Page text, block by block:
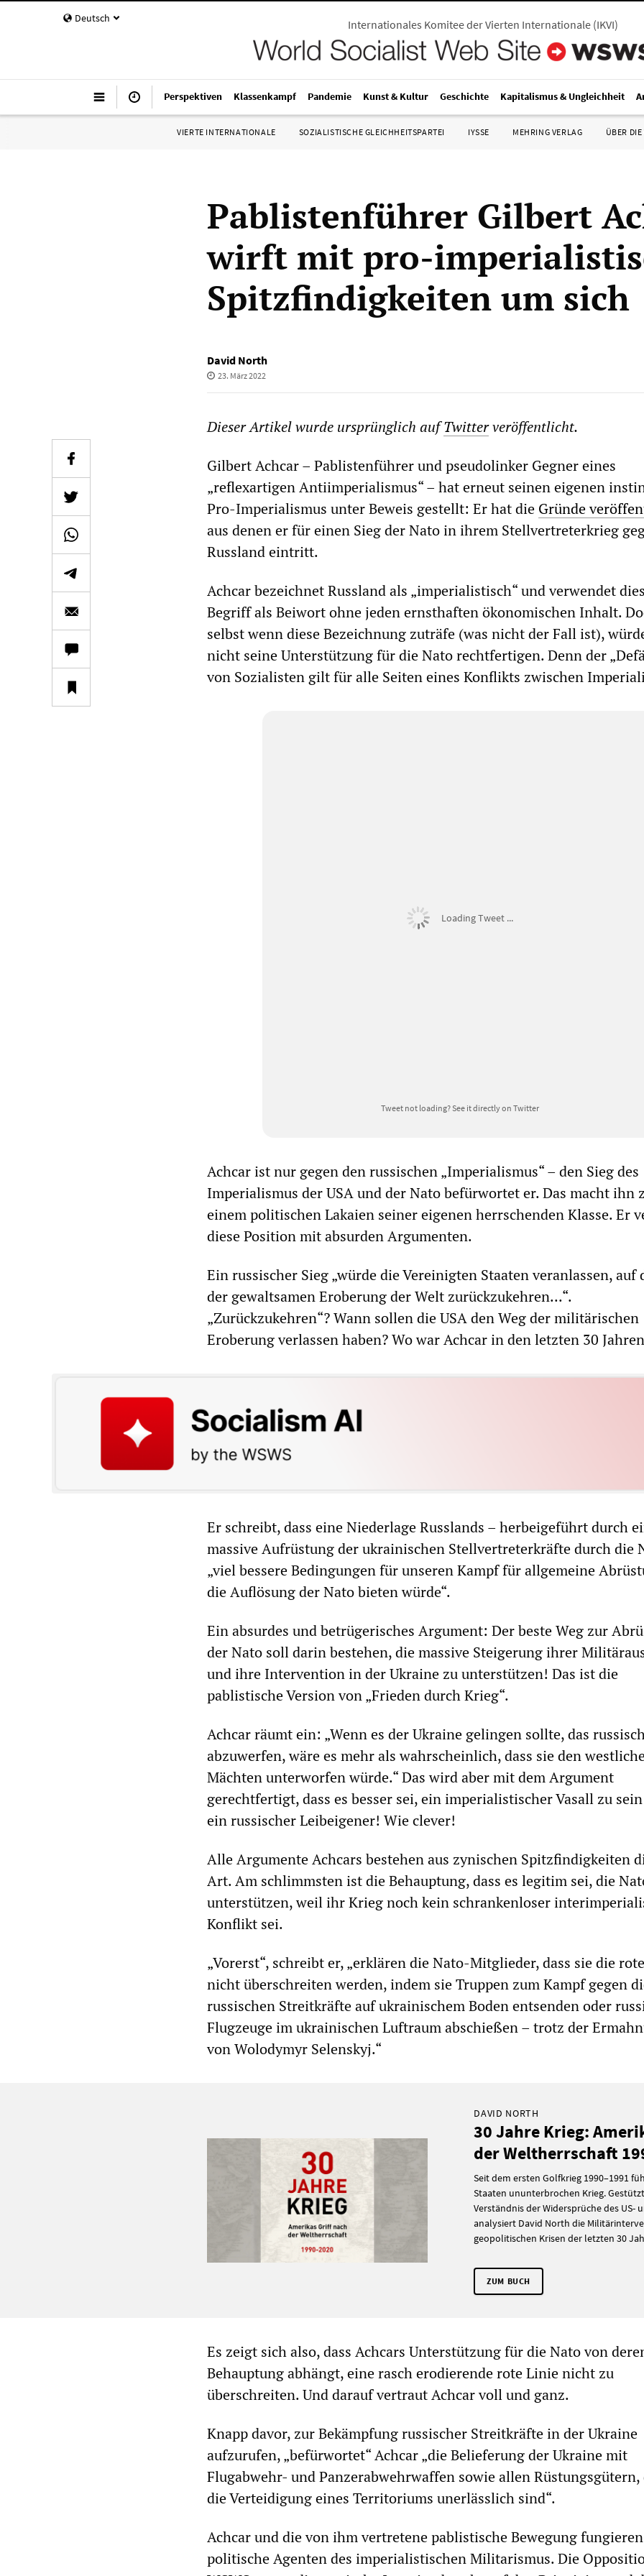
Deutsch Internationales Komitee der Vierten Internationale (IKVI)
Perspektiven Klassenkampf Pandemie Kunst & Kultur Geschichte Kapitalismus & Ungleichheit
VIERTE INTERNATIONALE SOZIALISTISCHE GLEICHHEITSPARTEI IYSSE MEHRING VERLAG ÜBER DIE
Pablistenführer Gilbert
wirft mit pro-
Spitzfindigkeiten um sich
David North
23. März 2022
Dieser Artikel wurde ursprünglich aufTwitterveröffentlicht.
Gilbert Achcar – Pablistenführer und pseudolinker Gegner eines
„reflexartigen Antiimperialismus“ – hat erneut seinen eigenen
Pro-Imperialismus unter Beweis gestellt: Er hat die Gründe
aus denen er für einen Sieg der Nato in ihrem Stellvertreterkrieg
Russland eintritt.
Achcar bezeichnet Russland als „imperialistisch“ und verwendet
Begriff als Beiwort ohne jeden ernsthaften ökonomischen Inhalt.
selbst wenn diese Bezeichnung zuträfe (was nicht der Fall ist),
nicht seine Unterstützung für die Nato rechtfertigen. Denn der
von Sozialisten gilt für alle Seiten eines Konflikts zwischen
Loading Tweet ...
Tweet not loading?See it directly on Twitter
Achcar ist nur gegen den russischen „Imperialismus“ – den Sieg des
Imperialismus der USA und der Nato befürwortet er. Das macht ihn
einem politischen Lakaien seiner eigenen herrschenden Klasse. Er
diese Position mit absurden Argumenten.
Ein russischer Sieg „würde die Vereinigten Staaten veranlassen, auf
der gewaltsamen Eroberung der Welt zurückzukehren...“.
„Zurückzukehren“? Wann sollen die USA den Weg der militärischen
Eroberung verlassen haben? Wo war Achcar in den letzten 30
Er schreibt, dass eine Niederlage Russlands – herbeigeführt durch
massive Aufrüstung der ukrainischen Stellvertreterkräfte durch die
„viel bessere Bedingungen für unseren Kampf für allgemeine
die Auflösung der Nato bieten würde“.
Ein absurdes und betrügerisches Argument: Der beste Weg zur
der Nato soll darin bestehen, die massive Steigerung ihrer
und ihre Intervention in der Ukraine zu unterstützen! Das ist die
pablistische Version von „Frieden durch Krieg“.
Achcar räumt ein: „Wenn es der Ukraine gelingen sollte, das
abzuwerfen, wäre es mehr als wahrscheinlich, dass sie den
Mächten unterworfen würde.“ Das wird aber mit dem Argument
gerechtfertigt, dass es besser sei, ein imperialistischer Vasall zu
ein russischer Leibeigener! Wie clever!
Alle Argumente Achcars bestehen aus zynischen Spitzfindigkeiten
Art. Am schlimmsten ist die Behauptung, dass es legitim sei, die
unterstützen, weil ihr Krieg noch kein schrankenloser
Konflikt sei.
„Vorerst“, schreibt er, „erklären die Nato-Mitglieder, dass sie die
nicht überschreiten werden, indem sie Truppen zum Kampf gegen
russischen Streitkräfte auf ukrainischem Boden entsenden oder
Flugzeuge im ukrainischen Luftraum abschießen – trotz der
von Wolodymyr Selenskyj.“
DAVID NORTH
30 Jahre Krieg:
der Weltherrschaft
Seit dem ersten Golfkrieg 1990–1991
Staaten ununterbrochen Krieg.
Verständnis der Widersprüche des US-
analysiert David North die
geopolitischen Krisen der letzten 30
ZUM BUCH
Es zeigt sich also, dass Achcars Unterstützung für die Nato von
Behauptung abhängt, eine rasch erodierende rote Linie nicht zu
überschreiten. Und darauf vertraut Achcar voll und ganz.
Knapp davor, zur Bekämpfung russischer Streitkräfte in der Ukraine
aufzurufen, „befürwortet“ Achcar „die Belieferung der Ukraine mit
Flugabwehr- und Panzerabwehrwaffen sowie allen
die Verteidigung eines Territoriums unerlässlich sind“.
Achcar und die von ihm vertretene pablistische Bewegung
politische Agenten des imperialistischen Militarismus. Die